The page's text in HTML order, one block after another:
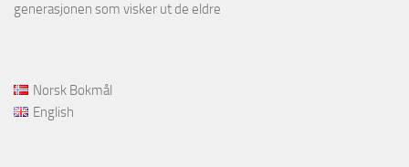
generasjonen som visker ut de eldre
Norsk Bokmål
English